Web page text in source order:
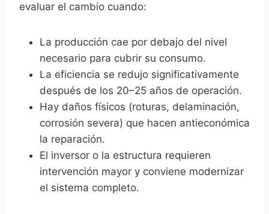
evaluar el cambio cuando:
La producción cae por debajo del nivel
necesario para cubrir su consumo.
La eficiencia se redujo significativamente
después de los 20–25 años de operación.
Hay daños físicos (roturas, delaminación,
corrosión severa) que hacen antieconómica
la reparación.
El inversor o la estructura requieren
intervención mayor y conviene modernizar
el sistema completo.